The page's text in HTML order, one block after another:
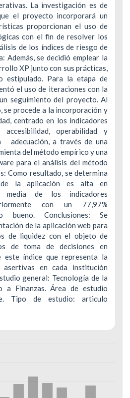
La investigación es de
el proyecto incorporará un
proporcionan el uso de
con el fin de resolver los
de los índices de riesgo de
Además, se decidió emplear la
XP junto con sus prácticas,
estipulado. Para la etapa de
el uso de iteraciones con la
seguimiento del proyecto. Al
se procede a la incorporación y
centrado en los indicadores
accesibilidad, operabilidad y
adecuación, a través de una
del método empírico y una
para el análisis del método
Como resultado, se determina
la aplicación es alta en
media de los indicadores
con un 77,97%
bueno. Conclusiones: Se
de la aplicación web para
de liquidez con el objeto de
de toma de decisiones en
este índice que representa la
asertivas en cada institución
general: Tecnología de la
a Finanzas. Área de estudio
Tipo de estudio: articulo